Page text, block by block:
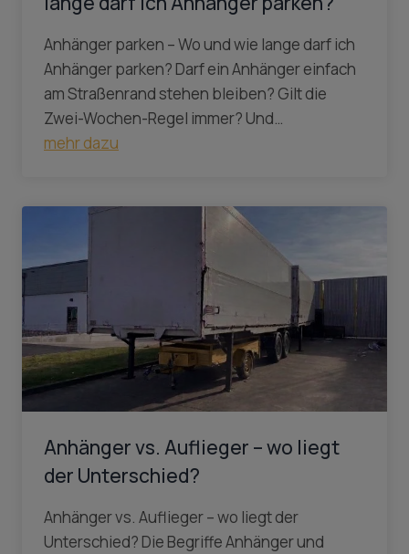
Anhänger parken – Wo und wie lange darf ich
Anhänger parken? Darf ein Anhänger einfach
am Straßenrand stehen bleiben? Gilt die
Zwei-Wochen-Regel immer? Und…
mehr dazu
Anhänger vs. Auflieger – wo liegt
der Unterschied?
Anhänger vs. Auflieger – wo liegt der
Unterschied? Die Begriffe Anhänger und